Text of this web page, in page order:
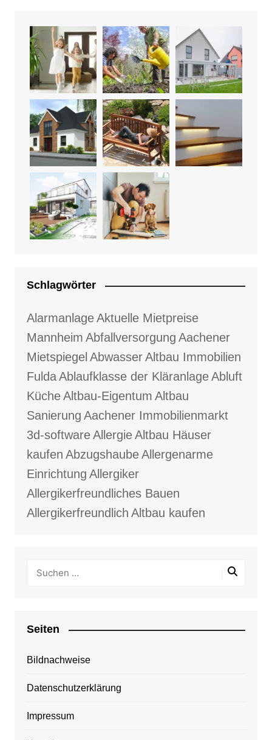
Schlagwörter
AlarmanlageAktuelle Mietpreise
Mannheim Abfallversorgung Aachener
Mietspiegel AbwasserAltbau Immobilien
FuldaAblaufklasse der KläranlageAbluft
KücheAltbau-Eigentum Altbau
Sanierung Aachener Immobilienmarkt
3d-softwareAllergieAltbau Häuser
kaufen AbzugshaubeAllergenarme
Einrichtung Allergiker
Allergikerfreundliches Bauen
Allergikerfreundlich Altbau kaufen
Seiten
Bildnachweise
Datenschutzerklärung
Impressum